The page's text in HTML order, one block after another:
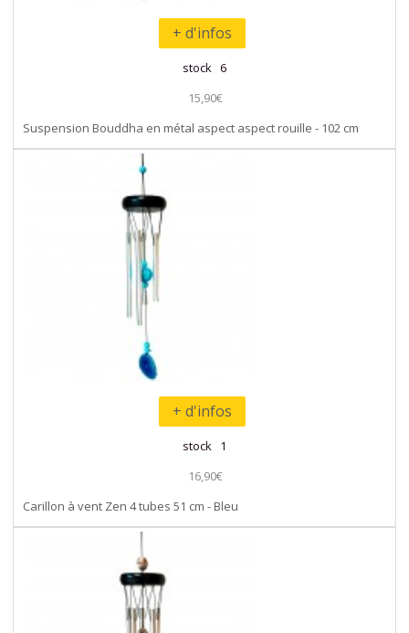
+ d'infos
stock 6
15,90€
Suspension Bouddha en métal aspect aspect rouille - 102 cm
+ d'infos
stock 1
16,90€
Carillon à vent Zen 4 tubes 51 cm - Bleu